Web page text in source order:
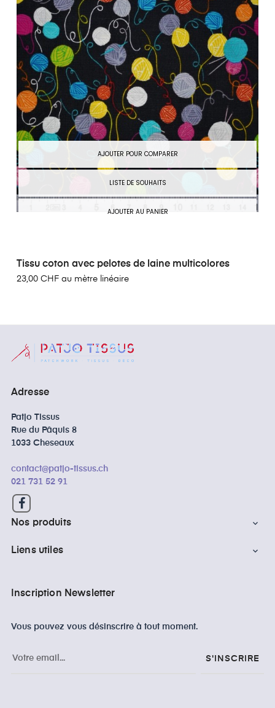
AJOUTER POUR COMPARER
LISTE DE SOUHAITS
AJOUTER AU PANIER
Tissu coton avec pelotes de laine multicolores
23,00 CHF au mètre linéaire
Adresse
Patjo Tissus
Rue du Pâquis 8
1033 Cheseaux
contact@patjo-tissus.ch
021 731 52 91
Nos produits 
Liens utiles 
Inscription Newsletter
Vous pouvez vous désinscrire à tout moment.
S'INSCRIRE